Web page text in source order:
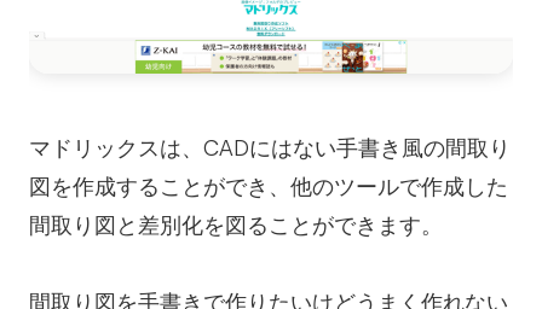
マドリックスは、CADにはない手書き風の間取り
図を作成することができ、他のツールで作成した
間取り図と差別化を図ることができます。
間取り図を手書きで作りたいけどうまく作れない